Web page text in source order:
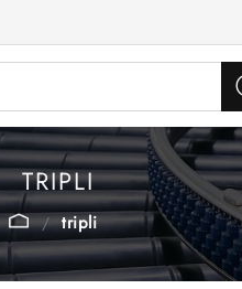
TRIPLI
tripli